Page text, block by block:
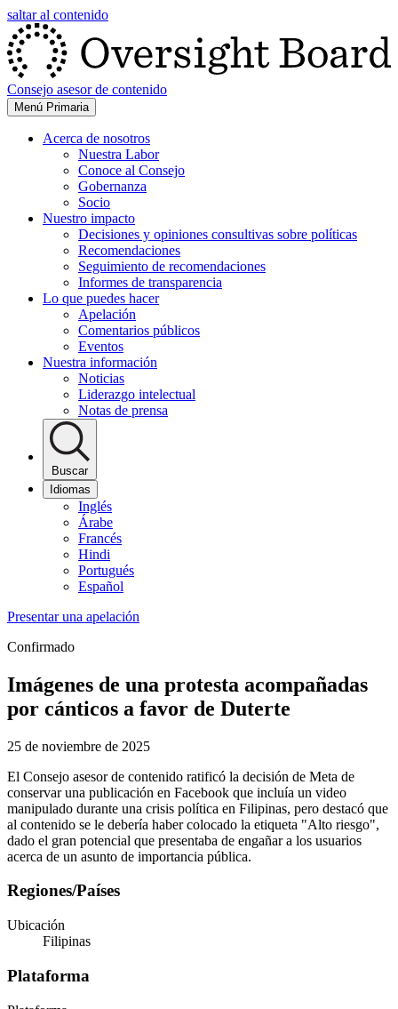
saltar al contenido
Consejo asesor de contenido
Menú Primaria
Acerca de nosotros
Nuestra Labor
Conoce al Consejo
Gobernanza
Socio
Nuestro impacto
Decisiones y opiniones consultivas sobre políticas
Recomendaciones
Seguimiento de recomendaciones
Informes de transparencia
Lo que puedes hacer
Apelación
Comentarios públicos
Eventos
Nuestra información
Noticias
Liderazgo intelectual
Notas de prensa
Buscar
Idiomas
Inglés
Árabe
Francés
Hindi
Portugués
Español
Presentar una apelación
Confirmado
Imágenes de una protesta acompañadas
por cánticos a favor de Duterte
25 de noviembre de 2025
El Consejo asesor de contenido ratificó la decisión de Meta de
conservar una publicación en Facebook que incluía un video
manipulado durante una crisis política en Filipinas, pero destacó que
al contenido se le debería haber colocado la etiqueta "Alto riesgo",
dado el gran potencial que presentaba de engañar a los usuarios
acerca de un asunto de importancia pública.
Regiones/Países
Ubicación
Filipinas
Plataforma